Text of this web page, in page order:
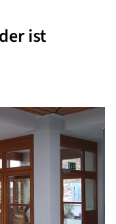
ist